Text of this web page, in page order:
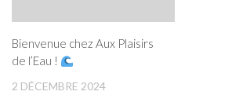
Bienvenue chez Aux Plaisirs
de l’Eau !
2 DÉCEMBRE 2024